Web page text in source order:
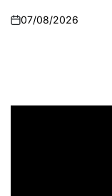
07/08/2026